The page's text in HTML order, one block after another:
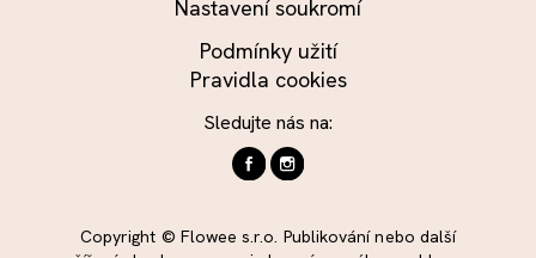
Nastavení soukromí
Podmínky užití
Pravidla cookies
Sledujte nás na:
Copyright © Flowee s.r.o. Publikování nebo další